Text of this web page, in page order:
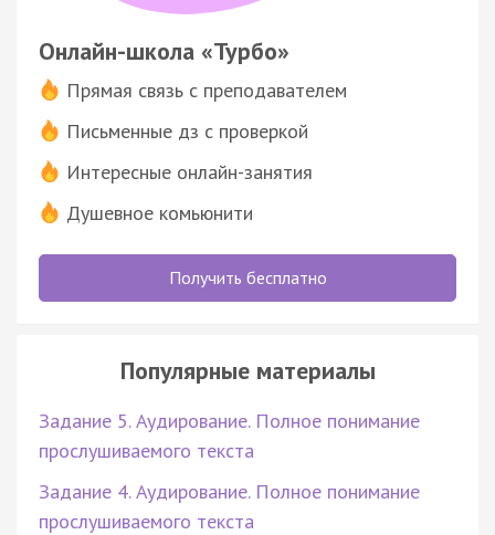
Онлайн-школа «Турбо»
Прямая связь с преподавателем
Письменные дз с проверкой
Интересные онлайн-занятия
Душевное комьюнити
Получить бесплатно
Популярные материалы
Задание 5. Аудирование. Полное понимание
прослушиваемого текста
Задание 4. Аудирование. Полное понимание
прослушиваемого текста